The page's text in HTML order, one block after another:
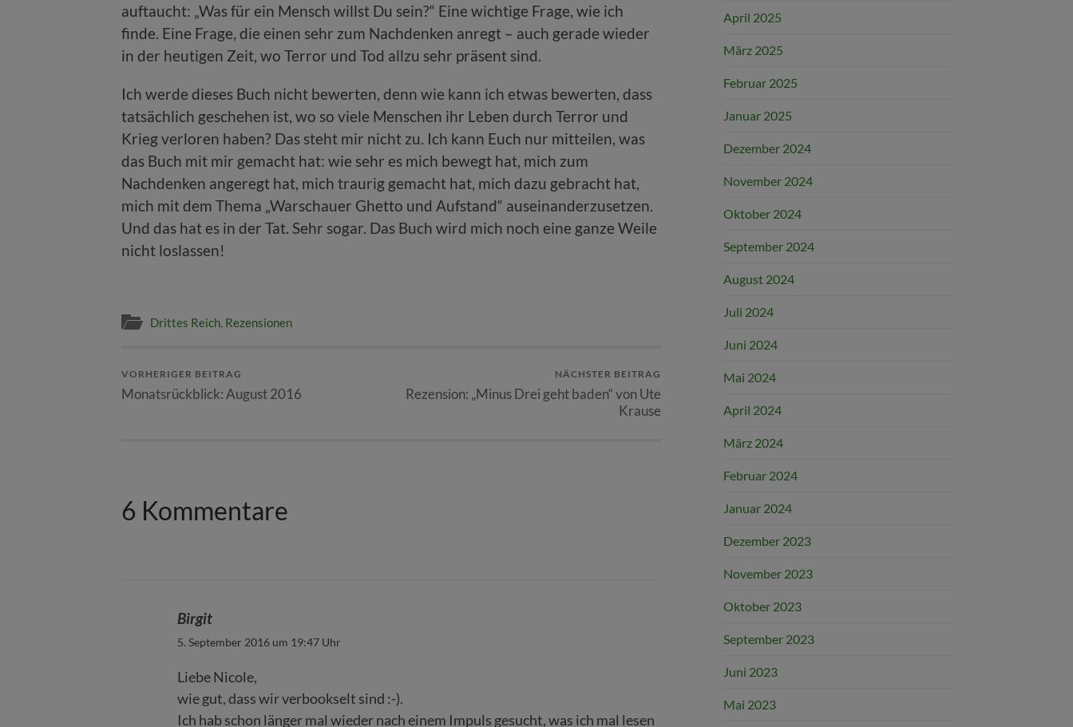
auftaucht: „Was für ein Mensch willst Du sein?“ Eine wichtige Frage, wie ich
finde. Eine Frage, die einen sehr zum Nachdenken anregt – auch gerade wieder
in der heutigen Zeit, wo Terror und Tod allzu sehr präsent sind.
Ich werde dieses Buch nicht bewerten, denn wie kann ich etwas bewerten, dass
tatsächlich geschehen ist, wo so viele Menschen ihr Leben durch Terror und
Krieg verloren haben? Das steht mir nicht zu. Ich kann Euch nur mitteilen, was
das Buch mit mir gemacht hat: wie sehr es mich bewegt hat, mich zum
Nachdenken angeregt hat, mich traurig gemacht hat, mich dazu gebracht hat,
mich mit dem Thema „Warschauer Ghetto und Aufstand“ auseinanderzusetzen.
Und das hat es in der Tat. Sehr sogar. Das Buch wird mich noch eine ganze Weile
nicht loslassen!
Drittes Reich, Rezensionen
VORHERIGER BEITRAG
Monatsrückblick: August 2016
NÄCHSTER BEITRAG
Rezension: „Minus Drei geht baden“ von Ute
Krause
6 Kommentare
Birgit
5. September 2016 um 19:47 Uhr
Liebe Nicole,
wie gut, dass wir verbookselt sind :-).
Ich hab schon länger mal wieder nach einem Impuls gesucht, was ich mal lesen
April 2025
März 2025
Februar 2025
Januar 2025
Dezember 2024
November 2024
Oktober 2024
September 2024
August 2024
Juli 2024
Juni 2024
Mai 2024
April 2024
März 2024
Februar 2024
Januar 2024
Dezember 2023
November 2023
Oktober 2023
September 2023
Juni 2023
Mai 2023